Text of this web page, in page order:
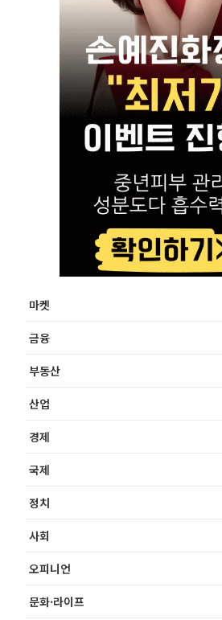
마켓
금융
부동산
산업
경제
국제
정치
사회
오피니언
문화·라이프